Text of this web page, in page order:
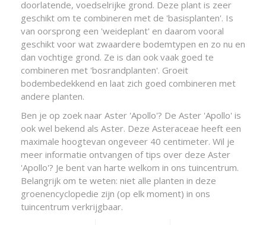
doorlatende, voedselrijke grond. Deze plant is zeer
geschikt om te combineren met de 'basisplanten'. Is
van oorsprong een 'weideplant' en daarom vooral
geschikt voor wat zwaardere bodemtypen en zo nu en
dan vochtige grond. Ze is dan ook vaak goed te
combineren met 'bosrandplanten'. Groeit
bodembedekkend en laat zich goed combineren met
andere planten.
Ben je op zoek naar Aster 'Apollo'? De Aster 'Apollo' is
ook wel bekend als Aster. Deze Asteraceae heeft een
maximale hoogtevan ongeveer 40 centimeter. Wil je
meer informatie ontvangen of tips over deze Aster
'Apollo'? Je bent van harte welkom in ons tuincentrum.
Belangrijk om te weten: niet alle planten in deze
groenencyclopedie zijn (op elk moment) in ons
tuincentrum verkrijgbaar.